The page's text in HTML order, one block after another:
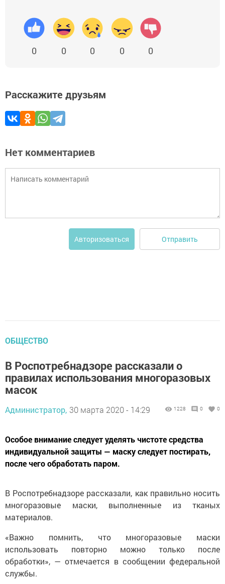
0 0 0 0 0
Расскажите друзьям
Нет комментариев
Авторизоваться Отправить
ОБЩЕСТВО
В Роспотребнадзоре рассказали о
правилах использования многоразовых
масок
Администратор, 30 марта 2020 - 14:29 1228 0 0
Особое внимание следует уделять чистоте средства
индивидуальной защиты — маску следует постирать,
после чего обработать паром.
В Роспотребнадзоре рассказали, как правильно носить
многоразовые маски, выполненные из тканых
материалов.
«Важно помнить, что многоразовые маски
использовать повторно можно только после
обработки», — отмечается в сообщении федеральной
службы.